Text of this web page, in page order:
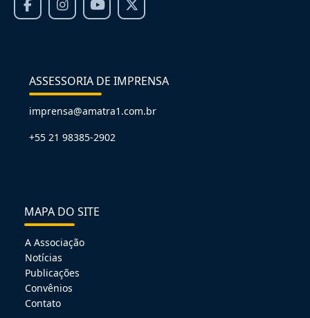
ASSESSORIA DE IMPRENSA
imprensa@amatra1.com.br
+55 21 98385-2902
MAPA DO SITE
A Associação
Notícias
Publicações
Convênios
Contato